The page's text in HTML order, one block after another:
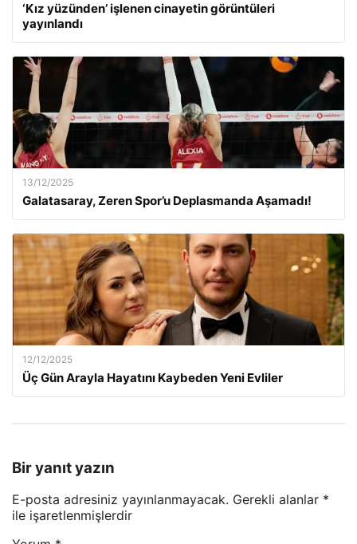
‘Kız yüzünden’ işlenen cinayetin görüntüleri
yayınlandı
13/12/2025
Galatasaray, Zeren Spor’u Deplasmanda Aşamadı!
12/12/2025
Üç Gün Arayla Hayatını Kaybeden Yeni Evliler
Bir yanıt yazın
E-posta adresiniz yayınlanmayacak. Gerekli alanlar *
ile işaretlenmişlerdir